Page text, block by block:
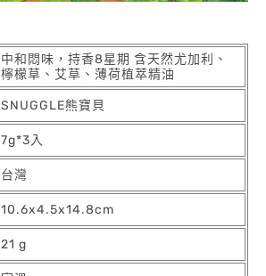
中和悶味，持香8星期 含天然尤加利、
檸檬草、艾草、薄荷植萃精油
SNUGGLE熊寶貝
7g*3入
台灣
10.6x4.5x14.8cm
21 g